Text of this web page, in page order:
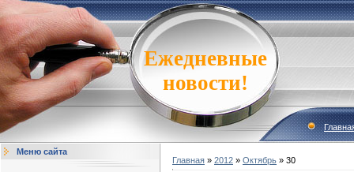
Ежедневные
новости!
Меню сайта
Главная » 2012 » Октябрь » 30